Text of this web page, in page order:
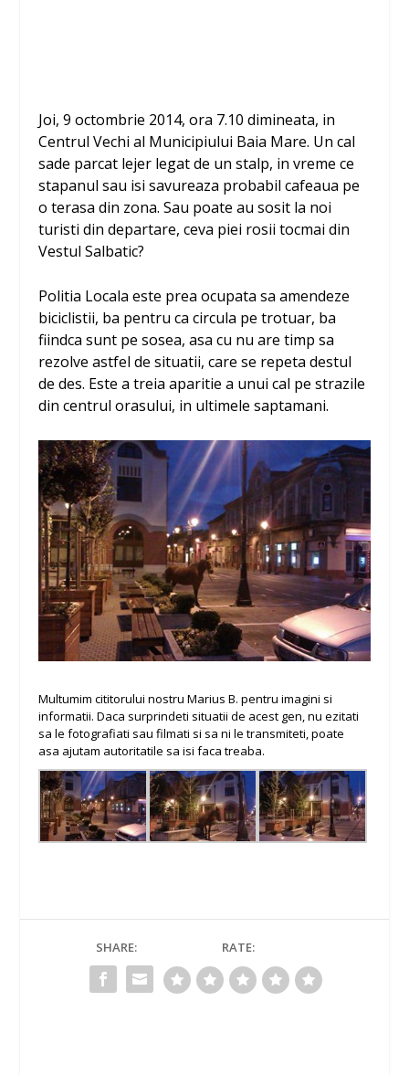
Joi, 9 octombrie 2014, ora 7.10 dimineata, in
Centrul Vechi al Municipiului Baia Mare. Un cal
sade parcat lejer legat de un stalp, in vreme ce
stapanul sau isi savureaza probabil cafeaua pe
o terasa din zona. Sau poate au sosit la noi
turisti din departare, ceva piei rosii tocmai din
Vestul Salbatic?
Politia Locala este prea ocupata sa amendeze
biciclistii, ba pentru ca circula pe trotuar, ba
fiindca sunt pe sosea, asa cu nu are timp sa
rezolve astfel de situatii, care se repeta destul
de des. Este a treia aparitie a unui cal pe strazile
din centrul orasului, in ultimele saptamani.
Multumim cititorului nostru Marius B. pentru imagini si
informatii. Daca surprindeti situatii de acest gen, nu ezitati
sa le fotografiati sau filmati si sa ni le transmiteti, poate
asa ajutam autoritatile sa isi faca treaba.
SHARE: RATE: